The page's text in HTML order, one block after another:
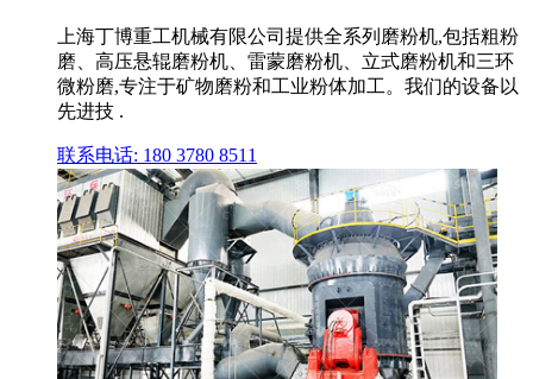
上海丁博重工机械有限公司提供全系列磨粉机,包括粗粉
磨、高压悬辊磨粉机、雷蒙磨粉机、立式磨粉机和三环
微粉磨,专注于矿物磨粉和工业粉体加工。我们的设备以
先进技 .
联系电话: 180 3780 8511